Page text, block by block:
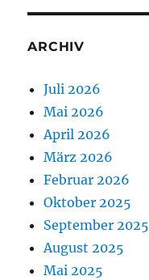
ARCHIV
Juli 2026
Mai 2026
April 2026
März 2026
Februar 2026
Oktober 2025
September 2025
August 2025
Mai 2025